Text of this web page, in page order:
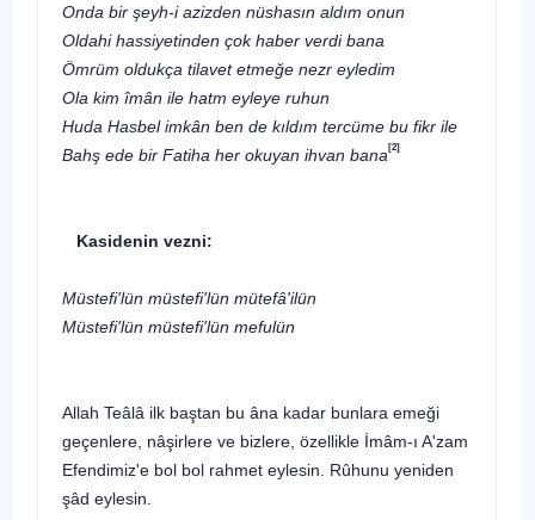
Onda bir şeyh-i azizden nüshasın aldım onun
Oldahi hassiyetinden çok haber verdi bana
Ömrüm oldukça tilavet etmeğe nezr eyledim
Ola kim îmân ile hatm eyleye ruhun
Huda Hasbel imkân ben de kıldım tercüme bu fikr ile
Bahş ede bir Fatiha her okuyan ihvan bana[2]
Kasidenin vezni:
Müstefi'lün müstefi'lün mütefâ'ilün
Müstefi'lün müstefi'lün mefulün
Allah Teâlâ ilk baştan bu âna kadar bunlara emeği
geçenlere, nâşirlere ve bizlere, özellikle İmâm-ı A'zam
Efendimiz'e bol bol rahmet eylesin. Rûhunu yeniden
şâd eylesin.